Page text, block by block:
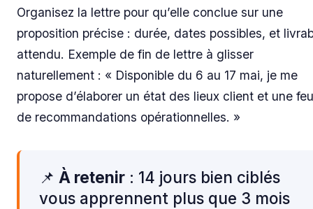
Organisez la lettre pour qu’elle conclue sur une
proposition précise : durée, dates possibles, et
attendu. Exemple de fin de lettre à glisser
naturellement : « Disponible du 6 au 17 mai, je me
propose d’élaborer un état des lieux client et une
de recommandations opérationnelles. »
📌 À retenir : 14 jours bien ciblés
vous apprennent plus que 3 mois